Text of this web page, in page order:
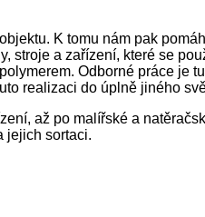
K tomu nám pak
stroje a zařízení, které se
Odborné práce je
realizaci do úplně jiného
až po malířské a
jejich sortaci.